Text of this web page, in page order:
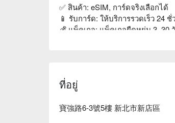
rebooting, it will be ready for use.
Q. Can I make phone calls with
Q. Can I insert the card in Taiwan/
Taiwan or on the plane will result
✅ สินค้า: eSIM, การ์ดจริงเลือกได้
📱 รับการ์ด: ให้บริการรวดเร็ว 24
💰 แพ็คเกจ: แพ็คเกจยืดหยุ่น
เลือก酷遊卡，让您的国际之行更加
ที่อยู่
寶強路6-3號5樓 新北市新店區